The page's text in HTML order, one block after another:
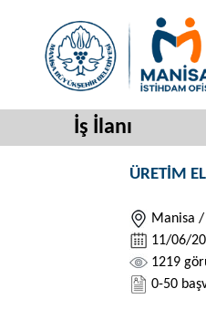
İş İlanı
ÜRETİM
Manisa /
11/06/
1219
0-50